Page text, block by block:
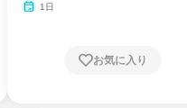
1日
お気に入り